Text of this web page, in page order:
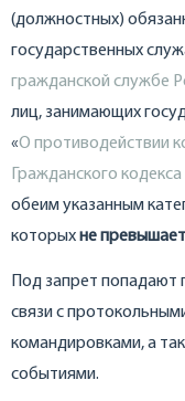
(должностных)
государственных
гражданской службе
лиц, занимающих
«О противодействии
Гражданского
обеим указанным
которыхне превышает
Под запрет
связи с
командировками, а
событиями.